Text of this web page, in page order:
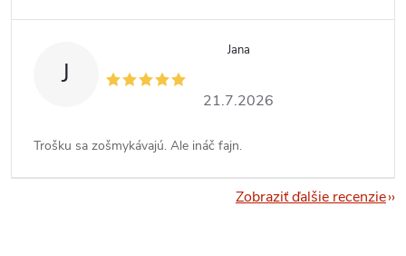
J
Jana
21.7.2026
Trošku sa zošmykávajú. Ale ináč fajn.
Zobraziť ďalšie recenzie